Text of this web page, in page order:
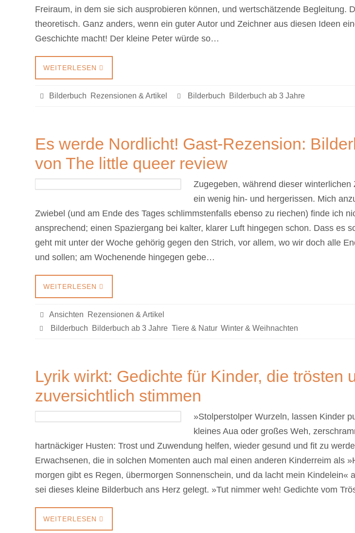
Freiraum, in dem sie sich ausprobieren können, und wertschätzende Begleitung.
theoretisch. Ganz anders, wenn ein guter Autor und Zeichner aus diesen Ideen
Geschichte macht! Der kleine Peter würde so…
WEITERLESEN
Bilderbuch Rezensionen & Artikel Bilderbuch Bilderbuch ab 3 Jahre
Es werde Nordlicht! Gast-Rezension:
von The little queer review
Zugegeben, während dieser winterlichen
ein wenig hin- und hergerissen. Mich
Zwiebel (und am Ende des Tages schlimmstenfalls ebenso zu riechen) finde ich
ansprechend; einen Spaziergang bei kalter, klarer Luft hingegen schon. Dass es
geht mit unter der Woche gehörig gegen den Strich, vor allem, wo wir doch alle
und sollen; am Wochenende hingegen gebe…
WEITERLESEN
Ansichten
Rezensionen & Artikel
Bilderbuch
Bilderbuch ab 3 Jahre, Tiere & Natur, Winter & Weihnachten
Lyrik wirkt: Gedichte für Kinder, die trösten
zuversichtlich stimmen
»Stolperstolper Wurzeln, lassen Kinder
kleines Aua oder großes Weh,
hartnäckiger Husten: Trost und Zuwendung helfen, wieder gesund und fit zu
Erwachsenen, die in solchen Momenten auch mal einen anderen Kinderreim als
morgen gibt es Regen, übermorgen Sonnenschein, und da lacht mein Kindelein«
sei dieses kleine Bilderbuch ans Herz gelegt. »Tut nimmer weh! Gedichte vom
WEITERLESEN